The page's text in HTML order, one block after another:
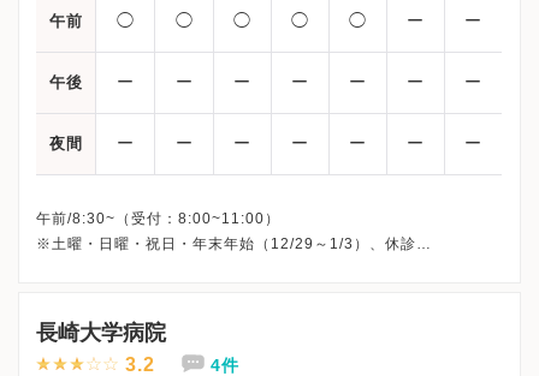
午前 ◯ ◯ ◯ ◯ ◯ ー ー
午後 ー ー ー ー ー ー ー
夜間 ー ー ー ー ー ー ー
午前/8:30~（受付：8:00~11:00）
※土曜・日曜・祝日・年末年始（12/29～1/3）、休診
長崎大学病院
3.2 4件